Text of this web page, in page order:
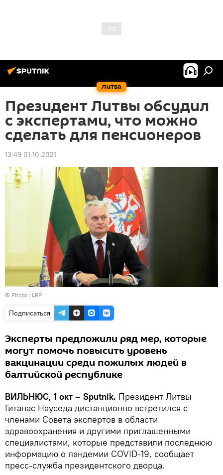
Литва
Президент Литвы обсудил
с экспертами, что можно
сделать для пенсионеров
13:49 01.10.2021
© Photo : LRP
Подписаться
Эксперты предложили ряд мер, которые
могут помочь повысить уровень
вакцинации среди пожилых людей в
балтийской республике
ВИЛЬНЮС, 1 окт – Sputnik. Президент Литвы
Гитанас Науседа дистанционно встретился с
членами Совета экспертов в области
здравоохранения и другими приглашенными
специалистами, которые представили последнюю
информацию о пандемии COVID-19, сообщает
пресс-служба президентского дворца.